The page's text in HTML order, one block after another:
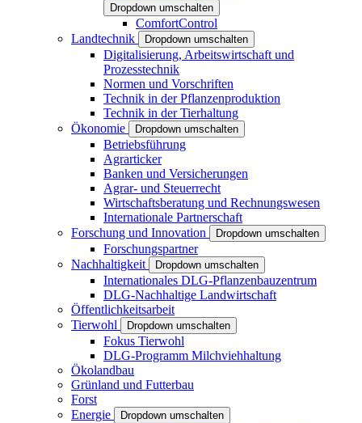
Dropdown umschalten
ComfortControl
Landtechnik
Dropdown umschalten
Digitalisierung, Arbeitswirtschaft und
Prozesstechnik
Normen und Vorschriften
Technik in der Pflanzenproduktion
Technik in der Tierhaltung
Ökonomie
Dropdown umschalten
Betriebsführung
Agrarticker
Banken und Versicherungen
Agrar- und Steuerrecht
Wirtschaftsberatung und Rechnungswesen
Internationale Partnerschaft
Forschung und Innovation
Dropdown umschalten
Forschungspartner
Nachhaltigkeit
Dropdown umschalten
Internationales DLG-Pflanzenbauzentrum
DLG-Nachhaltige Landwirtschaft
Öffentlichkeitsarbeit
Tierwohl
Dropdown umschalten
Fokus Tierwohl
DLG-Programm Milchviehhaltung
Ökolandbau
Grünland und Futterbau
Forst
Energie
Dropdown umschalten